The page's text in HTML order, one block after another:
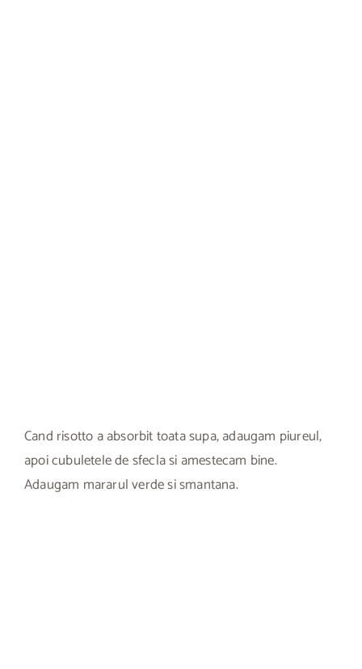
Cand risotto a absorbit toata supa, adaugam piureul,
apoi cubuletele de sfecla si amestecam bine.
Adaugam mararul verde si smantana.